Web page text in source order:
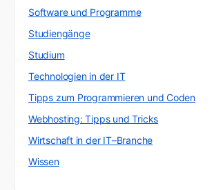
Software und Programme
Studiengänge
Studium
Technologien in der IT
Tipps zum Programmieren und Coden
Webhosting: Tipps und Tricks
Wirtschaft in der IT–Branche
Wissen